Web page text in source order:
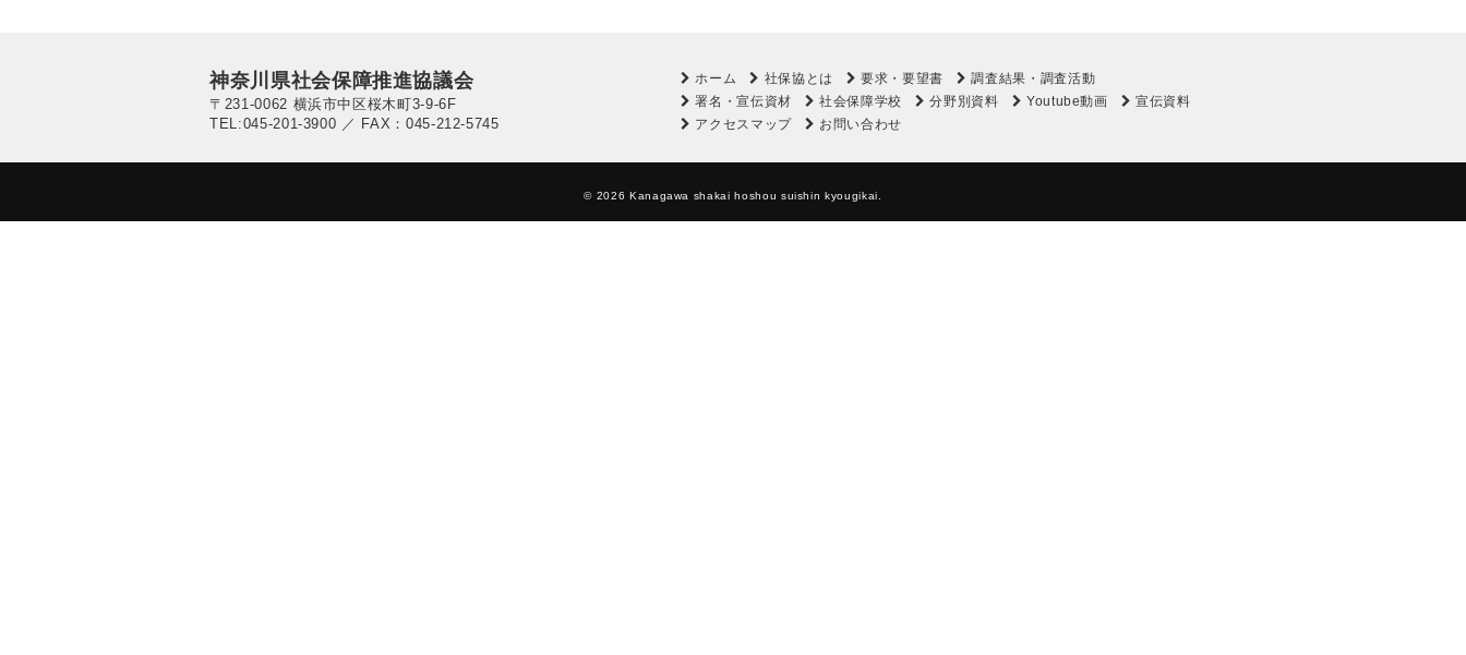
川
県
社
保
ホーム 社保協とは 要求・要望書
調査結果・調査活動
署名・宣伝資材
社会保障学校 分野別資料 Youtube動画
宣伝資料
アクセスマップ
お問い合わせ
神奈川県社会保障推進協議会
〒231-0062 横浜市中区桜木町3-9-6F
TEL:045-201-3900 ／ FAX：045-212-5745
© 2026 Kanagawa shakai hoshou suishin kyougikai.